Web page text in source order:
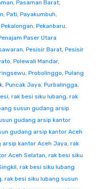
, Pasaman Barat,
, Pati, Payakumbuh,
Pekalongan, Pekanbaru,
Paser Utara
, Pesisir Barat, Pesisir
, Polewali Mandar,
, Probolinggo, Pulang
, Puncak Jaya, Purbalingga,
, rak besi siku lubang, rak
susun gudang arsip
gudang arsip kantor
gudang arsip kantor Aceh
arsip kantor Aceh Jaya, rak
Aceh Selatan, rak besi siku
, rak besi siku lubang
, rak besi siku lubang susun